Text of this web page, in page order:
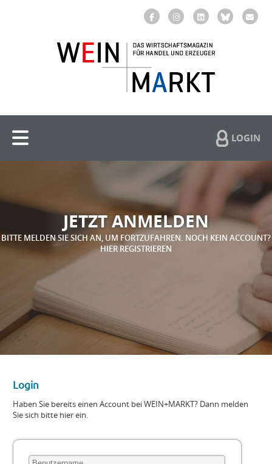
LOGIN
JETZT ANMELDEN
BITTE MELDEN SIE SICH AN, UM FORTZUFAHREN. NOCH KEIN ACCOUNT?
HIER REGISTRIEREN
Login
Haben Sie bereits einen Account bei WEIN+MARKT? Dann melden
Sie sich bitte hier ein.